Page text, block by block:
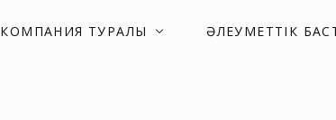
КОМПАНИЯ ТУРАЛЫ ӘЛЕУМЕТТІК